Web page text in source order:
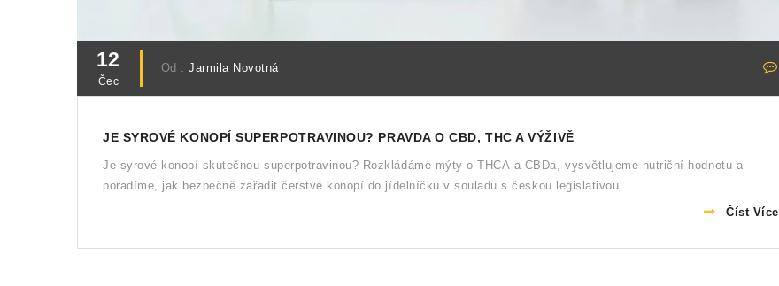
12
Čec
Od :Jarmila Novotná
JE SYROVÉ KONOPÍ SUPERPOTRAVINOU? PRAVDA O CBD, THC A VÝŽIVĚ
Je syrové konopí skutečnou superpotravinou? Rozkládáme mýty o THCA a CBDa, vysvětlujeme nutriční hodnotu a
poradíme, jak bezpečně zařadit čerstvé konopí do jídelníčku v souladu s českou legislativou.
Číst Více